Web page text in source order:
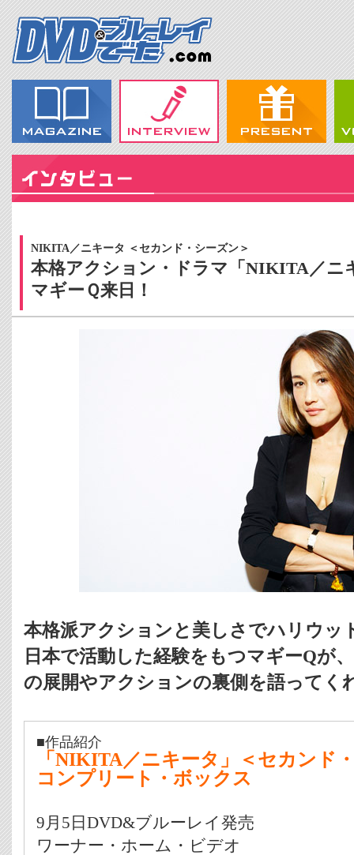
NIKITA／ニキータ ＜セカンド・シーズン＞
本格アクション・ドラマ「NIKITA／ニ
マギーＱ来日！
本格派アクションと美しさでハリウッ
日本で活動した経験をもつマギーQが
の展開やアクションの裏側を語ってく
■作品紹介
「NIKITA／ニキータ」＜セカンド
コンプリート・ボックス
9月5日DVD&ブルーレイ発売
ワーナー・ホーム・ビデオ